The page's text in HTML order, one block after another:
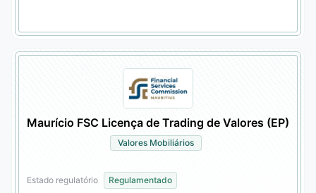
Maurício FSC Licença de Trading de Valores (EP)
Valores Mobiliários
Estado regulatório Regulamentado